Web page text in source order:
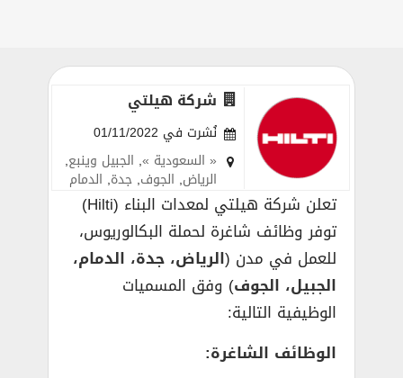
شركة هيلتي
نُشرت في 01/11/2022
« السعودية », الجبيل وينبع,
الرياض, الجوف,جدة, الدمام
تعلن شركة هيلتي لمعدات البناء (Hilti)
توفر وظائف شاغرة لحملة البكالوريوس،
للعمل في مدن (الرياض، جدة، الدمام،
الجبيل، الجوف) وفق المسميات
الوظيفية التالية:
الوظائف الشاغرة: